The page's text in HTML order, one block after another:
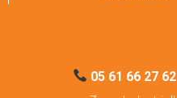
05 61 66 27 62